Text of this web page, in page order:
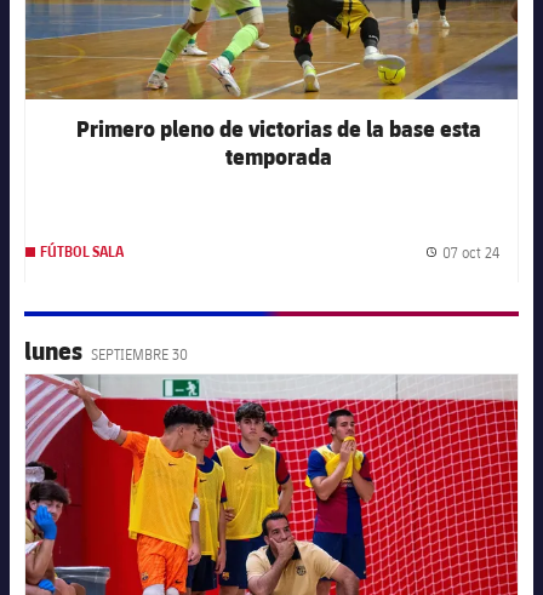
Primero pleno de victorias de la base esta
temporada
FÚTBOL SALA Fecha
07 oct 24
lunes SEPTIEMBRE 30
FC Barcelona club badge